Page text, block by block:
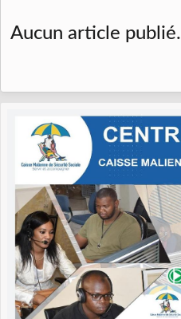
Aucun article publié.